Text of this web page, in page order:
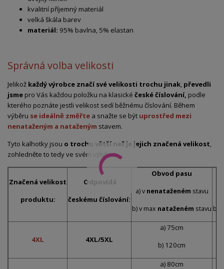
kvalitní příjemný materiál
velká škála barev
materiál: 95% bavlna, 5% elastan
Správná volba velikosti
Jelikož každý výrobce značí své velikosti trochu jinak převedli
jsme pro Vás každou položku na klasické české číslování, podle
kterého poznáte jestli velikost sedí běžnému číslování. Během
výběru se ideálně změřte a snažte se být uprostřed mezi
nenataženým a nataženým stavem.
Tyto kalhotky jsou o trochu větší než je jejich značená velikost
zohledněte to tedy ve svém výběru.
Značená velikost
produktu:
Odpovídá
českému číslování:
Obvod pasu
a) v nenataženém stavu
b) v max nataženém stavu b)
4XL 4XL/5XL
a) 75cm
b) 120cm
a) 80cm